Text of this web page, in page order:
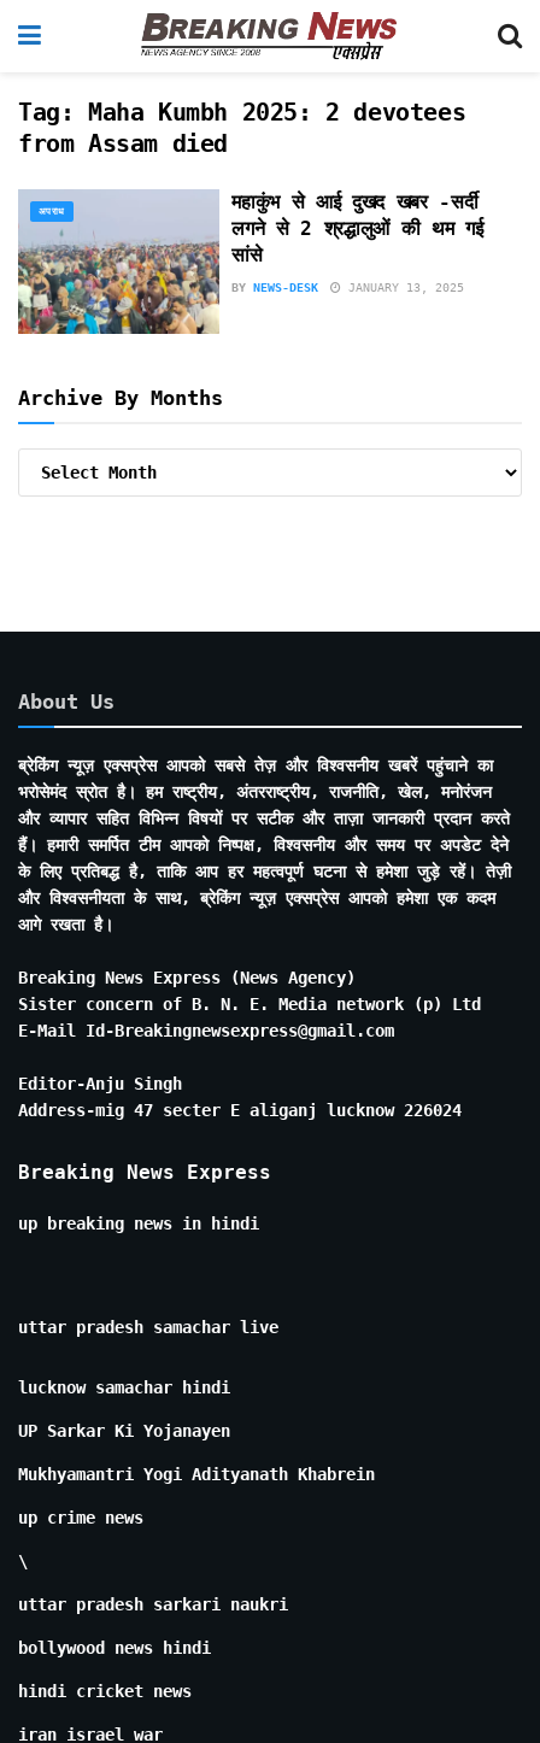
Tag: Maha Kumbh 2025: 2 devotees
from Assam died
अपराध
महाकुंभ से आई दुखद खबर -सर्दी
लगने से 2 श्रद्धालुओं की थम गई
सांसे
BY NEWS-DESK JANUARY 13, 2025
Archive By Months
About Us
ब्रेकिंग न्यूज़ एक्सप्रेस आपको सबसे तेज़ और विश्वसनीय खबरें पहुंचाने का
भरोसेमंद स्रोत है। हम राष्ट्रीय, अंतरराष्ट्रीय, राजनीति, खेल, मनोरंजन
और व्यापार सहित विभिन्न विषयों पर सटीक और ताज़ा जानकारी प्रदान करते
हैं। हमारी समर्पित टीम आपको निष्पक्ष, विश्वसनीय और समय पर अपडेट देने
के लिए प्रतिबद्ध है, ताकि आप हर महत्वपूर्ण घटना से हमेशा जुड़े रहें। तेज़ी
और विश्वसनीयता के साथ, ब्रेकिंग न्यूज़ एक्सप्रेस आपको हमेशा एक कदम
आगे रखता है।
Breaking News Express (News Agency)
Sister concern of B. N. E. Media network (p) Ltd
E-Mail Id-Breakingnewsexpress@gmail.com
Editor-Anju Singh
Address-mig 47 secter E aliganj lucknow 226024
Breaking News Express
up breaking news in hindi
uttar pradesh samachar live
lucknow samachar hindi
UP Sarkar Ki Yojanayen
Mukhyamantri Yogi Adityanath Khabrein
up crime news
\
uttar pradesh sarkari naukri
bollywood news hindi
hindi cricket news
iran israel war